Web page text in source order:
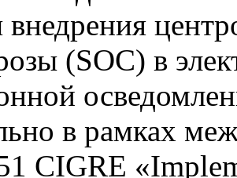
(SOC) в
в рамках
CIGRE